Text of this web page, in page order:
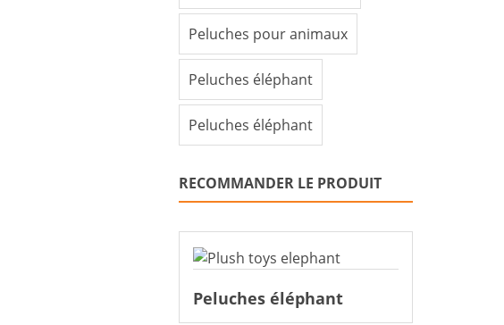
Peluches pour animaux
Peluches éléphant
Peluches éléphant
RECOMMANDER LE PRODUIT
Peluches éléphant